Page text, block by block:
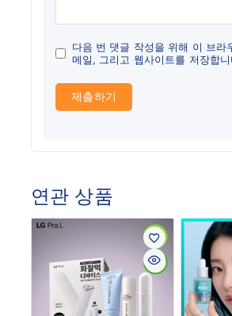
다음 번 댓글 작성을 위해 이 브라
메일, 그리고 웹사이트를 저장합
연관 상품